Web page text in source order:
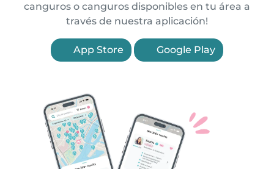
canguros o canguros disponibles en tu área a
través de nuestra aplicación!
App Store Google Play